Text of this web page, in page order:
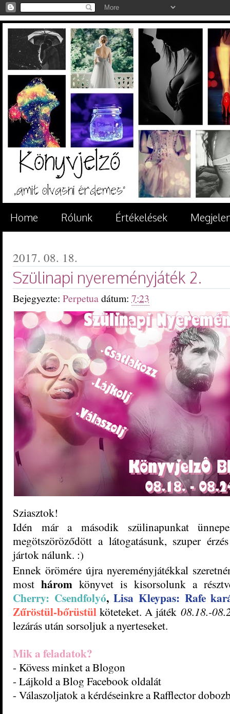
Home Rólunk Értékelések
2017. 08. 18.
Szülinapi nyereményjáték 2.
Bejegyezte: Perpetuadátum: 7:23
Sziasztok!
Idén már a második szülinapunkat
megötszöröződött a látogatásunk, szuper
jártok nálunk. :)
Ennek örömére újra nyereményjátékkal
most három könyvet is kisorsolunk a
Cherry: Csendfolyó, Lisa Kleypas: Rafe
Zűröstül-bőrüstül köteteket. A játék 08.18.-
lezárás után sorsoljuk a nyerteseket.
Mik a feladatok?
- Kövess minket a Blogon
- Lájkold a Blog Facebook oldalát
- Válaszoljatok a kérdéseinkre a Rafflector